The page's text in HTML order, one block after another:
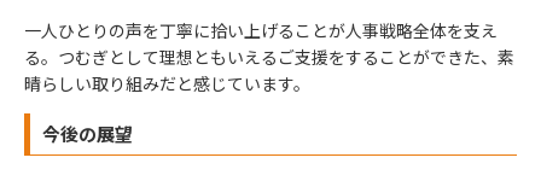
一人ひとりの声を丁寧に拾い上げることが人事戦略全体を支え
る。つむぎとして理想ともいえるご支援をすることができた、素
晴らしい取り組みだと感じています。
今後の展望